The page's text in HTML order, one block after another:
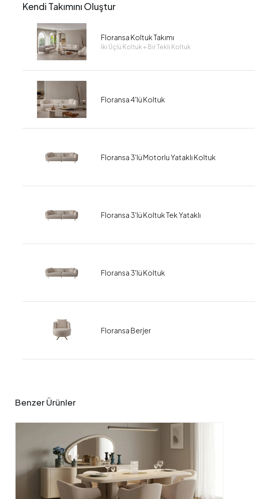
Kendi Takımını Oluştur
Floransa Koltuk Takımı
İki Üçlü Koltuk + Bir Tekli Koltuk
Floransa 4'lü Koltuk
Floransa 3'lü Motorlu Yataklı Koltuk
Floransa 3'lü Koltuk Tek Yataklı
Floransa 3'lü Koltuk
Floransa Berjer
Benzer Ürünler